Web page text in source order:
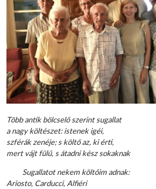
Több antik bölcselő szerint sugallat
a nagy költészet: istenek igéi,
szférák zenéje; s költő az, ki érti,
mert vájt fülű, s átadni kész sokaknak
Sugallatot nekem költőim adnak:
Ariosto, Carducci, Alfiéri